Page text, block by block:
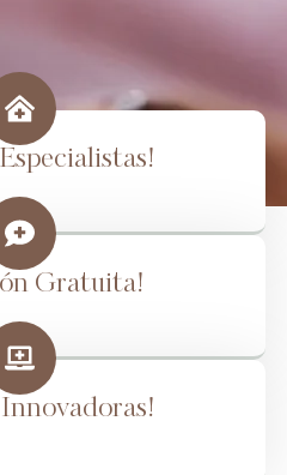
Gratuita!
Innovadoras!